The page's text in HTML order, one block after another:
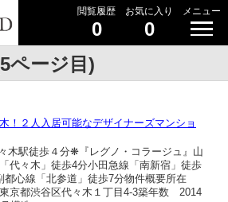
閲覧履歴
0
お気に入り
0
メニュー
ページ目)
！２人入居可能なデザイナーズマンショ
木駅徒歩４分❋『レグノ・コラージュ』山
代々木」徒歩4分小田急線「南新宿」徒歩
都心線「北参道」徒歩7分物件概要所在
京都渋谷区代々木１丁目4-3築年数 2014